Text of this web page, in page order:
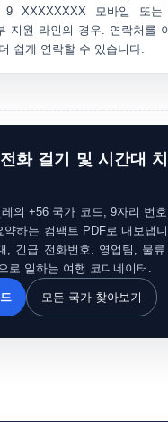
9 XXXXXXXX모바일 또
지원 라인의 경우. 연락처를
쉽게 연락할 수 있습니다.
화 걸기 및 시간대
의 +56 국가 코드, 9자리 번
약하는 컴팩트 PDF로 내보냅
, 긴급 전화번호. 영업팀, 물류
로 일하는 여행 코디네이터.
모든 국가 찾아보기